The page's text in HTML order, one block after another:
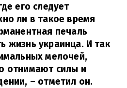
его следует
ли в такое время
печаль
жизнь украинца. И так
мелочей,
отнимают силы и
– отметил он. ⠀